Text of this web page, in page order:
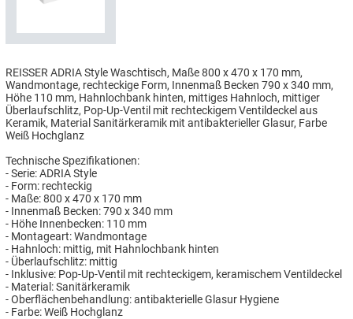
REISSER ADRIA Style Waschtisch, Maße 800 x 470 x 170 mm,
Wandmontage, rechteckige Form, Innenmaß Becken 790 x 340 mm,
Höhe 110 mm, Hahnlochbank hinten, mittiges Hahnloch, mittiger
Überlaufschlitz, Pop-Up-Ventil mit rechteckigem Ventildeckel aus
Keramik, Material Sanitärkeramik mit antibakterieller Glasur, Farbe
Weiß Hochglanz
Technische Spezifikationen:
- Serie: ADRIA Style
- Form: rechteckig
- Maße: 800 x 470 x 170 mm
- Innenmaß Becken: 790 x 340 mm
- Höhe Innenbecken: 110 mm
- Montageart: Wandmontage
- Hahnloch: mittig, mit Hahnlochbank hinten
- Überlaufschlitz: mittig
- Inklusive: Pop-Up-Ventil mit rechteckigem, keramischem Ventildeckel
- Material: Sanitärkeramik
- Oberflächenbehandlung: antibakterielle Glasur Hygiene
- Farbe: Weiß Hochglanz